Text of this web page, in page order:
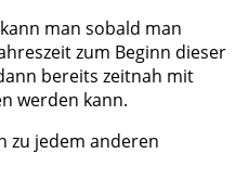
man sobald man
zum Beginn dieser
bereits zeitnah mit
werden kann.
zu jedem anderen